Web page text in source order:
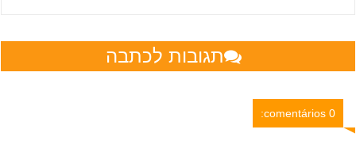
תגובות לכתבה
0 comentários: